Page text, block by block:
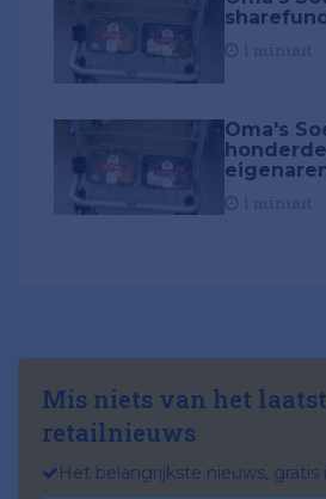
Oma's
Mis niets van het
retailnieuws
Het belangrijkste nieuws, gratis